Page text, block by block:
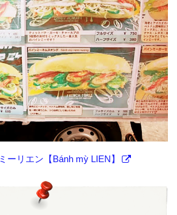
ーリエン【Bánh mỳ LIEN】